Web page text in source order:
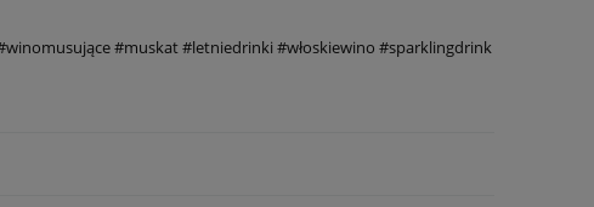
#muskat #letniedrinki #włoskiewino #sparklingdrink